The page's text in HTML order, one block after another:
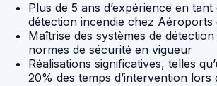
Plus de 5 ans d’expérience en
détection incendie chez Aéroports
Maîtrise des systèmes de
normes de sécurité en vigueur
Réalisations significatives, telles
20% des temps d’intervention lors